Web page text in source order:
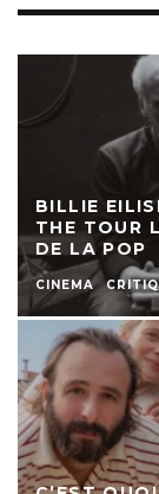
BILLIE
THE TOUR
DE LA POP
CINEMA